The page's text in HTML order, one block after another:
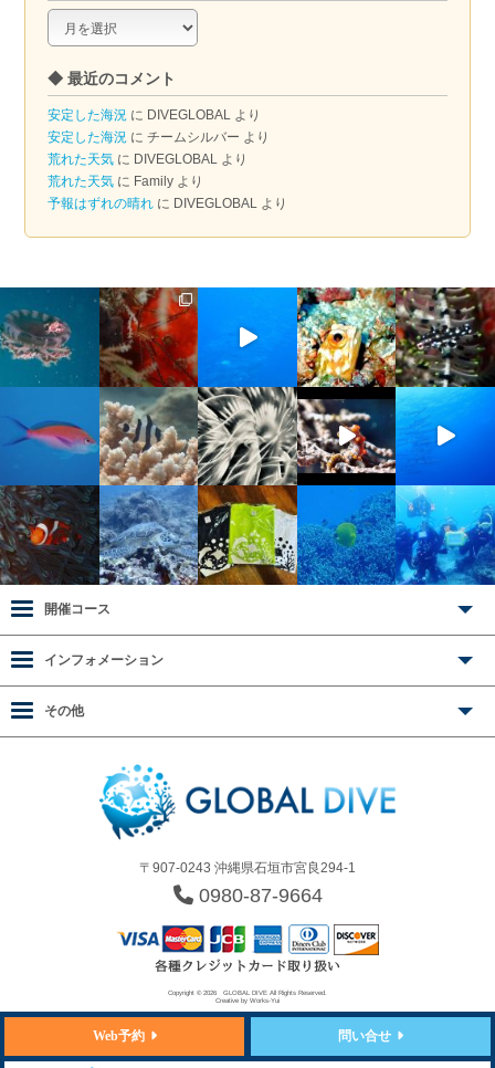
◆
ア
カ
イ
ブ
◆ 最近のコメント
安定した海況 に DIVEGLOBAL より
安定した海況 にチームシルバー より
荒れた天気 に DIVEGLOBAL より
荒れた天気 に Family より
予報はずれの晴れ に DIVEGLOBAL より
〒907-0243 沖縄県石垣市宮良294-1
0980-87-9664
開催コース
インフォメーション
その他
Copyright © 2026 GLOBAL DIVE All Rights Reserved.
Creative by Works-Yui
Web予約 問い合せ